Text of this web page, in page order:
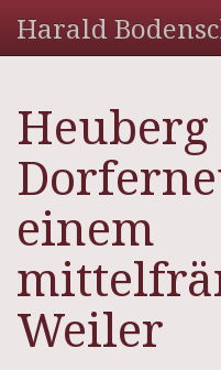
Harald
Heuberg
einem
Weiler